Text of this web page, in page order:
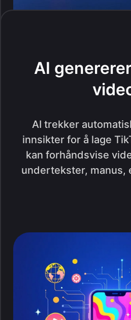
AI
AI trekker
innsikter for å lage
kan forhåndsvise
undertekster, manus,